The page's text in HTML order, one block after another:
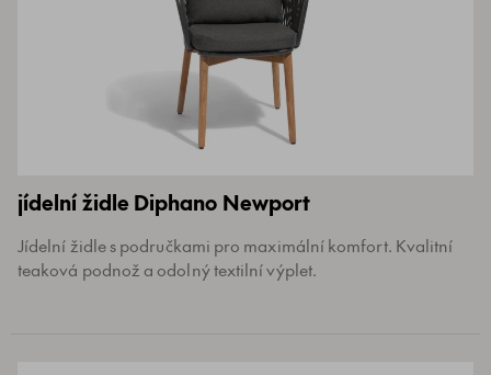
jídelní židle Diphano Newport
Jídelní židle s područkami pro maximální komfort. Kvalitní
teaková podnož a odolný textilní výplet.